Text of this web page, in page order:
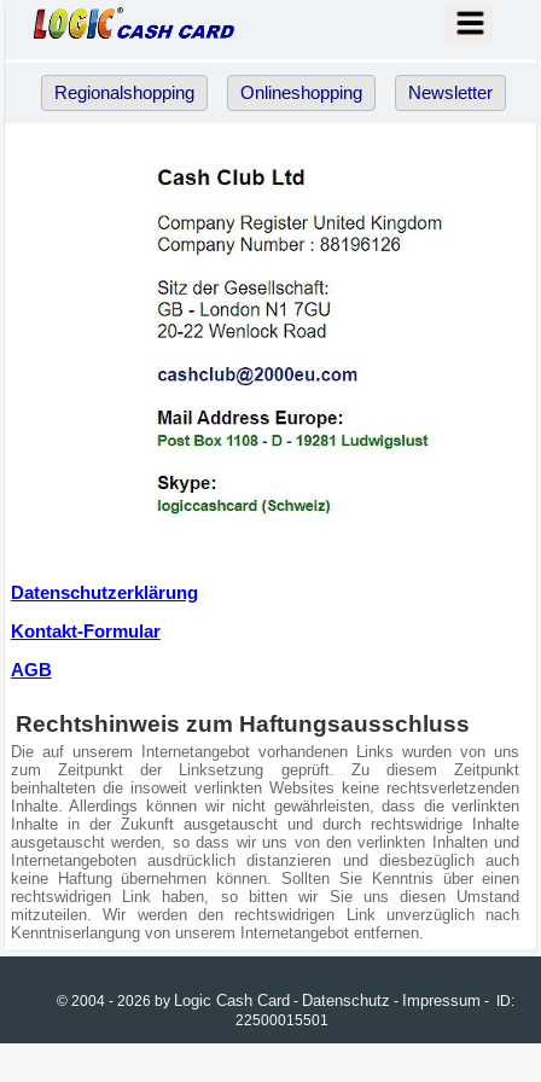
Regionalshopping Onlineshopping Newsletter
Datenschutzerklärung
Kontakt-Formular
AGB
Rechtshinweis zum Haftungsausschluss
Die auf unserem Internetangebot vorhandenen Links wurden von uns
zum Zeitpunkt der Linksetzung geprüft. Zu diesem Zeitpunkt
beinhalteten die insoweit verlinkten Websites keine rechtsverletzenden
Inhalte. Allerdings können wir nicht gewährleisten, dass die verlinkten
Inhalte in der Zukunft ausgetauscht und durch rechtswidrige Inhalte
ausgetauscht werden, so dass wir uns von den verlinkten Inhalten und
Internetangeboten ausdrücklich distanzieren und diesbezüglich auch
keine Haftung übernehmen können. Sollten Sie Kenntnis über einen
rechtswidrigen Link haben, so bitten wir Sie uns diesen Umstand
mitzuteilen. Wir werden den rechtswidrigen Link unverzüglich nach
Kenntniserlangung von unserem Internetangebot entfernen.
© 2004 - 2026 by Logic Cash Card - Datenschutz - Impressum - ID:
22500015501